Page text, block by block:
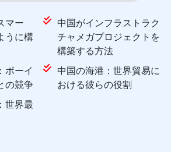
マー
うに構
中国がインフラストラク
チャメガプロジェクトを
構築する方法
ボーイ
の競争
中国の海港：世界貿易に
おける彼らの役割
世界最